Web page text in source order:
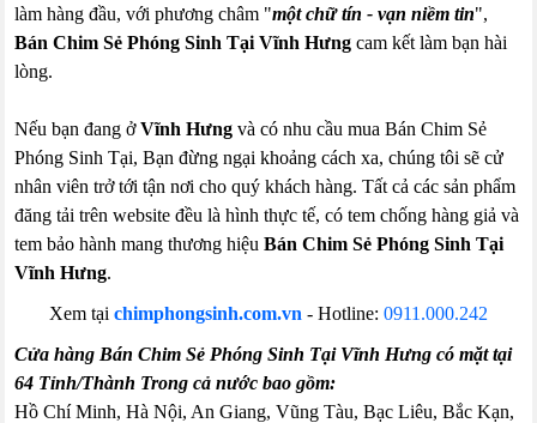
làm hàng đầu, với phương châm "một chữ tín - vạn niềm tin",
Bán Chim Sẻ Phóng Sinh Tại Vĩnh Hưng cam kết làm bạn hài
lòng.
Nếu bạn đang ởVĩnh Hưng và có nhu cầu mua Bán Chim Sẻ
Phóng Sinh Tại, Bạn đừng ngại khoảng cách xa, chúng tôi sẽ cử
nhân viên trở tới tận nơi cho quý khách hàng. Tất cả các sản phẩm
đăng tải trên website đều là hình thực tế, có tem chống hàng giả và
tem bảo hành mang thương hiệuBán Chim Sẻ Phóng Sinh Tại
Vĩnh Hưng.
Xem tại chimphongsinh.com.vn - Hotline: 0911.000.242
Cửa hàng Bán Chim Sẻ Phóng Sinh Tại Vĩnh Hưng có mặt tại
64 Tỉnh/Thành Trong cả nước bao gồm:
Hồ Chí Minh, Hà Nội, An Giang, Vũng Tàu, Bạc Liêu, Bắc Kạn,